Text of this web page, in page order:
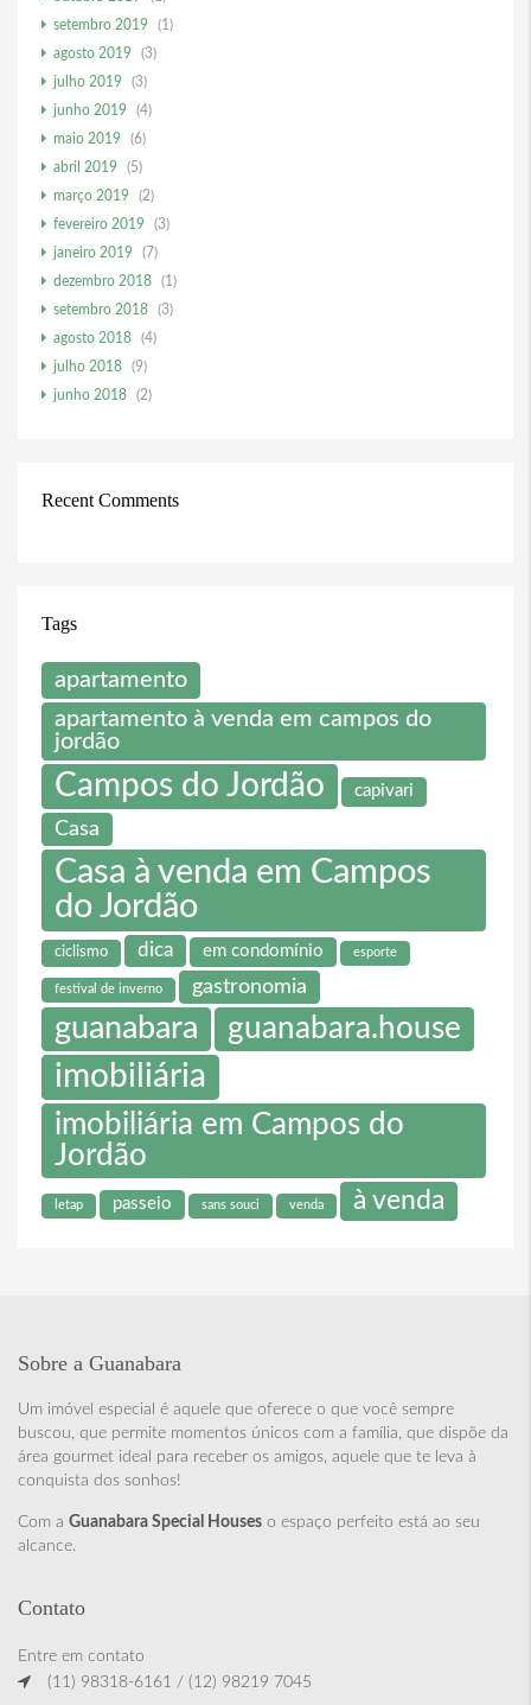
setembro 2019
(1)
agosto 2019
(3)
julho 2019
(3)
junho 2019
(4)
maio 2019
(6)
abril 2019
(5)
março 2019
(2)
fevereiro 2019
(3)
janeiro 2019
(7)
dezembro 2018
(1)
setembro 2018
(3)
agosto 2018
(4)
julho 2018
(9)
junho 2018
(2)
Recent Comments
Tags
apartamento
apartamento à venda em campos do
jordão
Campos do Jordão capivari
Casa
Casa à venda em Campos
do Jordão
ciclismo dica em condomínio esporte
festival de inverno gastronomia
guanabara guanabara.house
imobiliária
imobiliária em Campos do
Jordão
letap passeio sans souci venda à venda
Sobre a Guanabara
Um imóvel especial é aquele que oferece o que você sempre
buscou, que permite momentos únicos com a família, que dispõe da
área gourmet ideal para receber os amigos, aquele que te leva à
conquista dos sonhos!
Com a Guanabara Special Houses o espaço perfeito está ao seu
alcance.
Contato
Entre em contato
(11) 98318-6161 / (12) 98219 7045